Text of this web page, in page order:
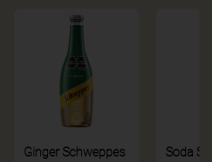
Ginger Schweppes Soda